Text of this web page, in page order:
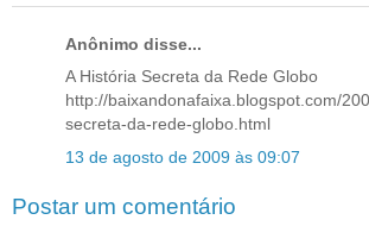
Anônimo disse...
A História Secreta da Rede Globo
http://baixandonafaixa.blogspot.com/
secreta-da-rede-globo.html
13 de agosto de 2009 às 09:07
Postar um comentário